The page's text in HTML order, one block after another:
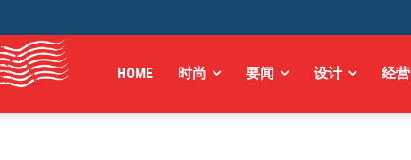
HOME 时尚 要闻 设计 经营